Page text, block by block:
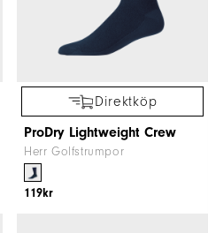
Direktköp
ProDry Lightweight Crew
Herr Golfstrumpor
119kr